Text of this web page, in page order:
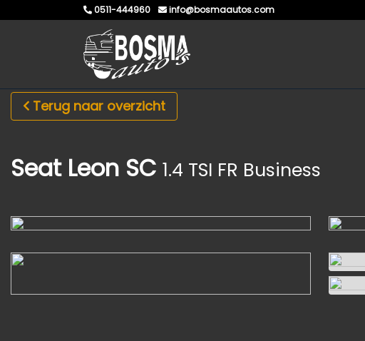
0511-444960 info@bosmaautos.com
Terug naar overzicht
Seat Leon SC 1.4 TSI FR Business